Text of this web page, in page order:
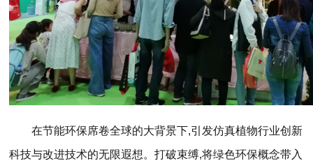
在节能环保席卷全球的大背景下,引发仿真植物行业创新
科技与改进技术的无限遐想。打破束缚,将绿色环保概念带入